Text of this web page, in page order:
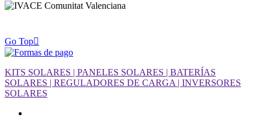
Go Top
KITS SOLARES | PANELES SOLARES | BATERÍAS
SOLARES | REGULADORES DE CARGA | INVERSORES
SOLARES